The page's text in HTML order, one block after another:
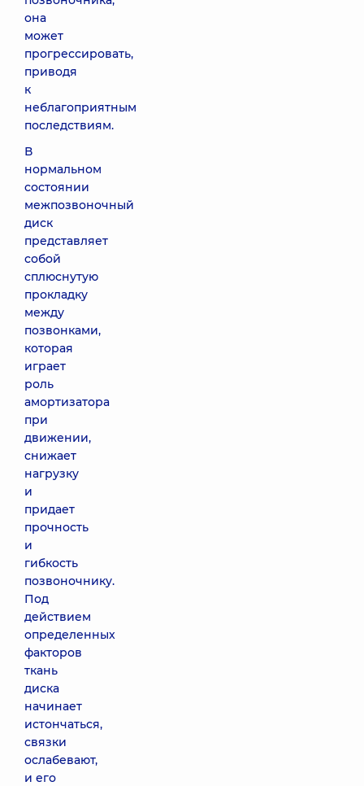
она
может
прогрессировать,
приводя
к
неблагоприятным
последствиям.
В
нормальном
состоянии
межпозвоночный
диск
представляет
собой
сплюснутую
прокладку
между
позвонками,
которая
играет
роль
амортизатора
при
движении,
снижает
нагрузку
и
придает
прочность
и
гибкость
позвоночнику.
Под
действием
определенных
факторов
ткань
диска
начинает
истончаться,
связки
ослабевают,
и его